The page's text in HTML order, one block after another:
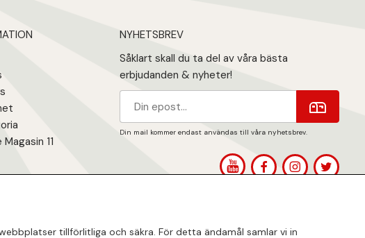
11
NYHETSBREV
Såklart skall du ta del av våra bästa
erbjudanden & nyheter!
Din mail kommer endast användas till våra nyhetsbrev.
tillförlitliga och säkra. För detta ändamål samlar vi in